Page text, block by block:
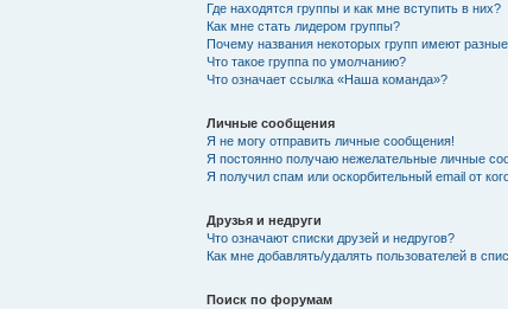
Где находятся группы и как мне вступить в них?
Как мне стать лидером группы?
Почему названия некоторых групп имеют
Что такое группа по умолчанию?
Что означает ссылка «Наша команда»?
Личные сообщения
Я не могу отправить личные сообщения!
Я постоянно получаю нежелательные личные
Я получил спам или оскорбительный email от
Друзья и недруги
Что означают списки друзей и недругов?
Как мне добавлять/удалять пользователей в
Поиск по форумам